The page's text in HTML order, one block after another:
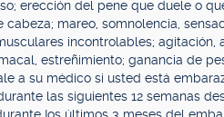
erección del pene que duele o
cabeza; mareo, somnolencia,
incontrolables; agitación,
estreñimiento; ganancia de
a su médico si usted está
las siguientes 12 semanas